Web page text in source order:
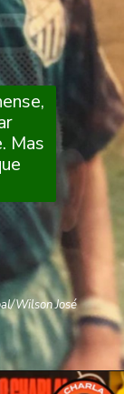
Mas
Wilson José